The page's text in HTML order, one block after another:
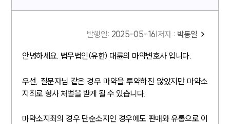
발행일: 2025-05-16 저자 : 박동일
안녕하세요. 법무법인(유한) 대륜의 마약변호사 입니다.
우선, 질문자님 같은 경우 마약을 투약하진 않았지만 마약소
지죄로 형사 처벌을 받게 될 수 있습니다.
마약소지죄의 경우 단순소지인 경우에도 판매와 유통으로 이